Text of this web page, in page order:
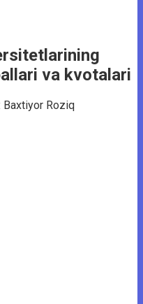
va kvotalari
Baxtiyor Roziq